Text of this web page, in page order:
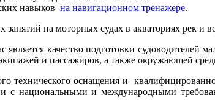
навыков на навигационном тренажере.
занятий на моторных судах в акваториях рек и
является качество подготовки судоводителей
и пассажиров, а также окружающей
технического оснащения и
с национальными и международными